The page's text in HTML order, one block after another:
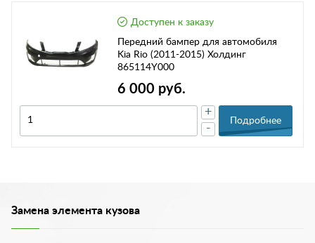
Доступен к заказу
Передний бампер для автомобиля
Kia Rio (2011-2015) Холдинг
865114Y000
6 000 руб.
-
+
Подробнее
Замена элемента кузова